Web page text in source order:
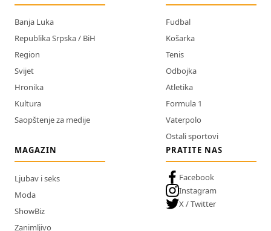
Banja Luka
Republika Srpska / BiH
Region
Svijet
Hronika
Kultura
Saopštenje za medije
Fudbal
Košarka
Tenis
Odbojka
Atletika
Formula 1
Vaterpolo
Ostali sportovi
MAGAZIN
Ljubav i seks
Moda
ShowBiz
Zanimljivo
PRATITE NAS
Facebook
Instagram
X / Twitter